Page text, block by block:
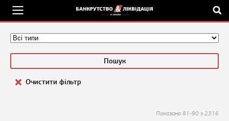
Очистити фільтр
Показано 81-90 з 2316